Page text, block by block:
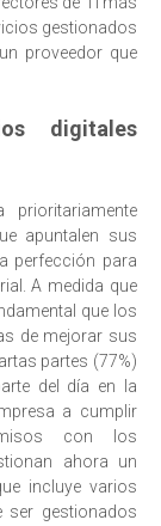
gestionados
proveedor que
digitales
apuntalen sus
perfección para
A medida que
que los
de mejorar sus
partes (77%)
del día en la
a cumplir
con los
ahora un
incluye varios
ser gestionados